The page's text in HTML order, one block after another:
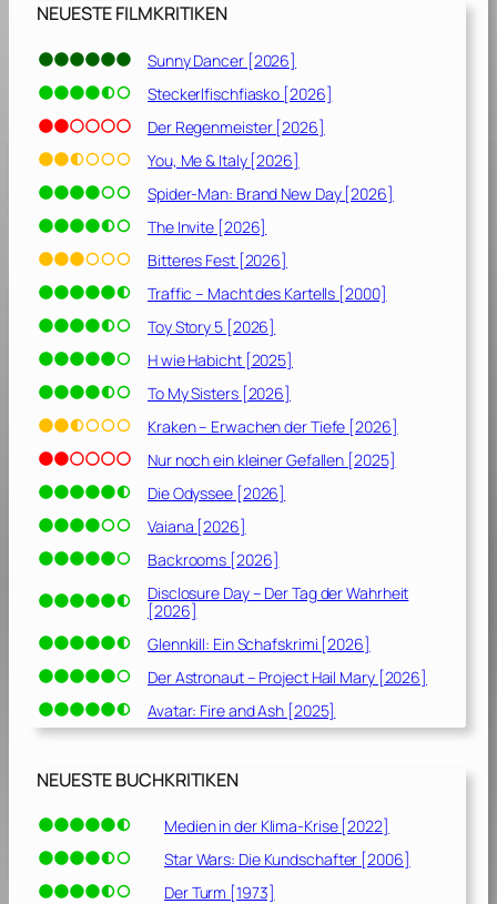
2
0
0
6
]
NEUESTE FILMKRITIKEN
Sunny Dancer [2026]
Steckerlfischfiasko [2026]
Der Regenmeister [2026]
You, Me & Italy [2026]
Spider-Man: Brand New Day [2026]
The Invite [2026]
Bitteres Fest [2026]
Traffic – Macht des Kartells [2000]
Toy Story 5 [2026]
H wie Habicht [2025]
To My Sisters [2026]
Kraken – Erwachen der Tiefe [2026]
Nur noch ein kleiner Gefallen [2025]
Die Odyssee [2026]
Vaiana [2026]
Backrooms [2026]
Disclosure Day – Der Tag der Wahrheit
[2026]
Glennkill: Ein Schafskrimi [2026]
Der Astronaut – Project Hail Mary [2026]
Avatar: Fire and Ash [2025]
NEUESTE BUCHKRITIKEN
Medien in der Klima-Krise [2022]
Star Wars: Die Kundschafter [2006]
Der Turm [1973]